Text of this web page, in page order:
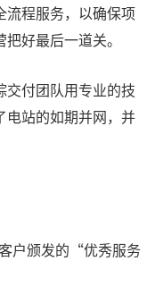
流程服务，以确保项
好最后一道关。
交付团队用专业的技
电站的如期并网，并
户颁发的“优秀服务